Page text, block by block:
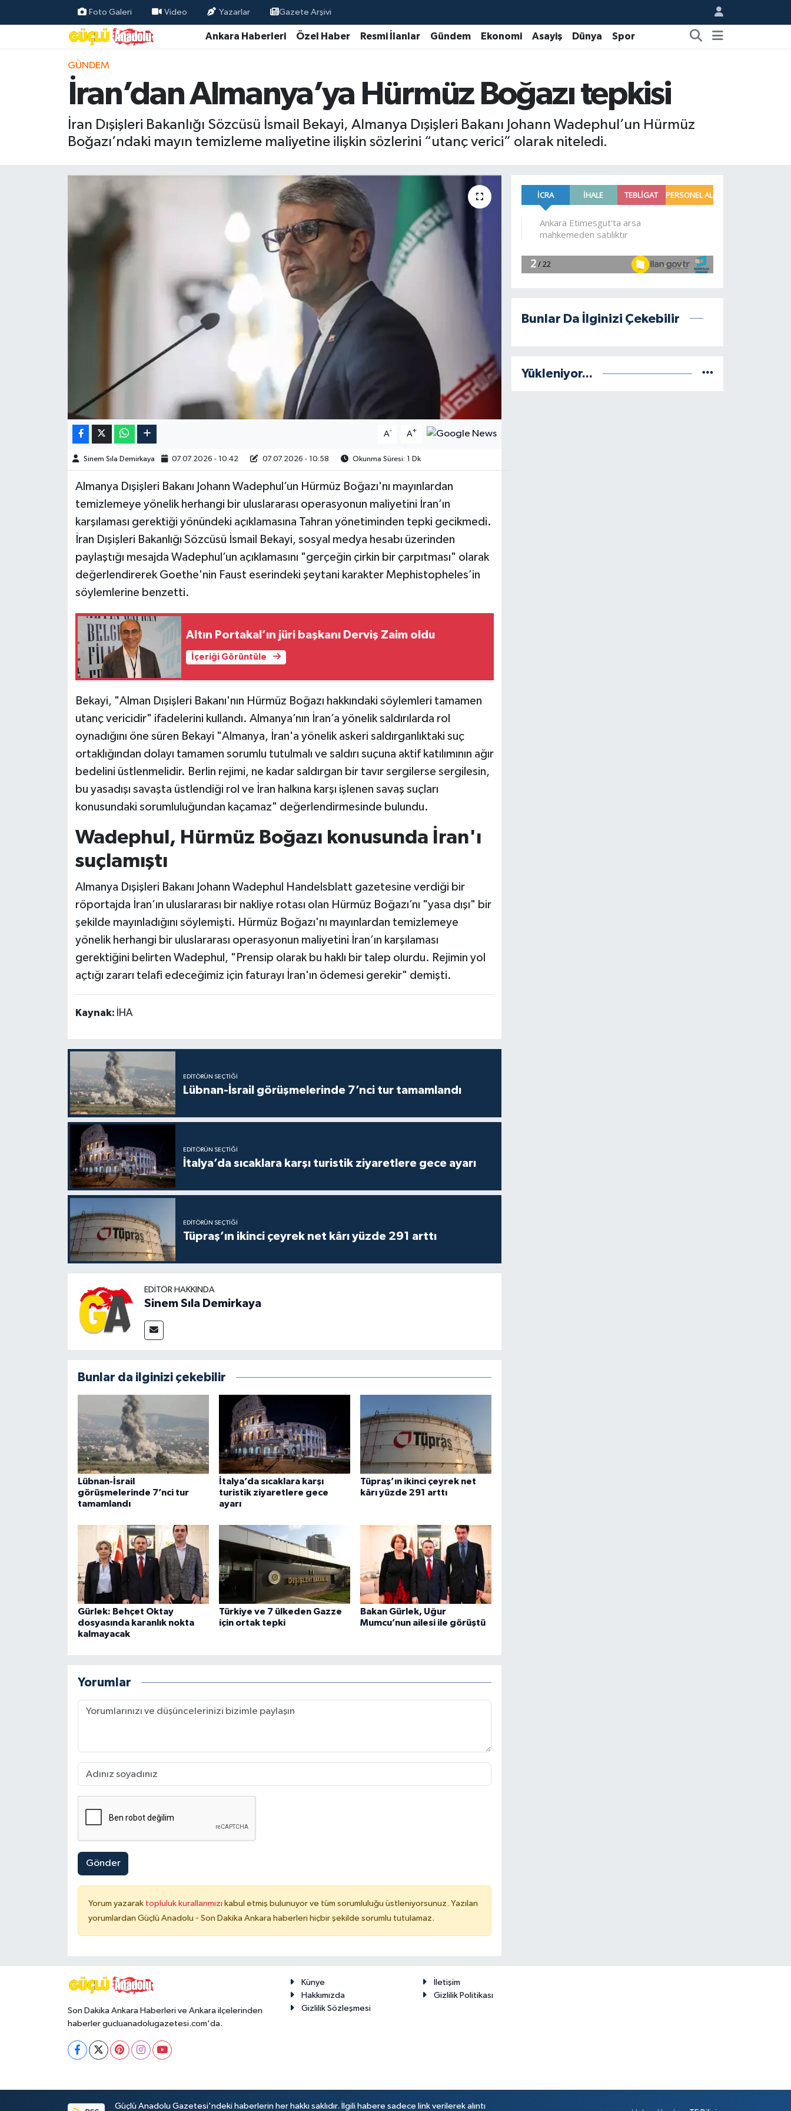
Foto Galeri Video Yazarlar Gazete Arşivi
Ankara Haberleri Özel Haber Resmi İlanlar Gündem Ekonomi Asayiş Dünya Spor
GÜNDEM
İran’dan Almanya’ya Hürmüz Boğazı tepkisi
İran Dışişleri Bakanlığı Sözcüsü İsmail Bekayi, Almanya Dışişleri Bakanı Johann Wadephul’un Hürmüz
Boğazı’ndaki mayın temizleme maliyetine ilişkin sözlerini “utanç verici” olarak niteledi.
A- A+
Sinem Sıla Demirkaya 07.07.2026 - 10:42 07.07.2026 - 10:58 Okunma Süresi: 1 Dk
Almanya Dışişleri Bakanı Johann Wadephul’un Hürmüz Boğazı'nı mayınlardan
temizlemeye yönelik herhangi bir uluslararası operasyonun maliyetini İran’ın
karşılaması gerektiği yönündeki açıklamasına Tahran yönetiminden tepki gecikmedi.
İran Dışişleri Bakanlığı Sözcüsü İsmail Bekayi, sosyal medya hesabı üzerinden
paylaştığı mesajda Wadephul’un açıklamasını "gerçeğin çirkin bir çarpıtması" olarak
değerlendirerek Goethe'nin Faust eserindeki şeytani karakter Mephistopheles’in
söylemlerine benzetti.
Altın Portakal’ın jüri başkanı Derviş Zaim oldu
İçeriği Görüntüle
Bekayi, "Alman Dışişleri Bakanı'nın Hürmüz Boğazı hakkındaki söylemleri tamamen
utanç vericidir" ifadelerini kullandı. Almanya’nın İran’a yönelik saldırılarda rol
oynadığını öne süren Bekayi "Almanya, İran'a yönelik askeri saldırganlıktaki suç
ortaklığından dolayı tamamen sorumlu tutulmalı ve saldırı suçuna aktif katılımının ağır
bedelini üstlenmelidir. Berlin rejimi, ne kadar saldırgan bir tavır sergilerse sergilesin,
bu yasadışı savaşta üstlendiği rol ve İran halkına karşı işlenen savaş suçları
konusundaki sorumluluğundan kaçamaz" değerlendirmesinde bulundu.
Wadephul, Hürmüz Boğazı konusunda İran'ı
suçlamıştı
Almanya Dışişleri Bakanı Johann Wadephul Handelsblatt gazetesine verdiği bir
röportajda İran’ın uluslararası bir nakliye rotası olan Hürmüz Boğazı’nı "yasa dışı" bir
şekilde mayınladığını söylemişti. Hürmüz Boğazı'nı mayınlardan temizlemeye
yönelik herhangi bir uluslararası operasyonun maliyetini İran’ın karşılaması
gerektiğini belirten Wadephul, "Prensip olarak bu haklı bir talep olurdu. Rejimin yol
açtığı zararı telafi edeceğimiz için faturayı İran'ın ödemesi gerekir" demişti.
Kaynak: İHA
EDITÖRÜN SEÇTIĞI
Lübnan-İsrail görüşmelerinde 7’nci tur tamamlandı
EDITÖRÜN SEÇTIĞI
İtalya’da sıcaklara karşı turistik ziyaretlere gece ayarı
EDITÖRÜN SEÇTIĞI
Tüpraş’ın ikinci çeyrek net kârı yüzde 291 arttı
EDITÖR HAKKINDA
Sinem Sıla Demirkaya
Bunlar da ilginizi çekebilir
Lübnan-İsrail
görüşmelerinde 7’nci tur
tamamlandı
İtalya’da sıcaklara karşı
turistik ziyaretlere gece
ayarı
Tüpraş’ın ikinci çeyrek net
kârı yüzde 291 arttı
Gürlek: Behçet Oktay
dosyasında karanlık nokta
kalmayacak
Türkiye ve 7 ülkeden Gazze
için ortak tepki
Bakan Gürlek, Uğur
Mumcu’nun ailesi ile görüştü
Yorumlar
Gönder
Yorum yazarak topluluk kurallarımızı kabul etmiş bulunuyor ve tüm sorumluluğu üstleniyorsunuz. Yazılan
yorumlardan Güçlü Anadolu - Son Dakika Ankara haberleri hiçbir şekilde sorumlu tutulamaz.
Bunlar Da İlginizi Çekebilir
Yükleniyor...
Son Dakika Ankara Haberleri ve Ankara ilçelerinden
haberler gucluanadolugazetesi.com'da.
Künye
İletişim
Hakkımızda
Gizlilik Politikası
Gizlilik Sözleşmesi
Güçlü Anadolu Gazetesi'ndeki haberlerin her hakkı saklıdır. İlgili habere sadece link verilerek alıntı
Özel Haber
Ankara Haberleri
Resmi İlanlar
Ekonomi
Hava Durumu
Kim kimdir?
Televizyon
Yaşam-Çevre